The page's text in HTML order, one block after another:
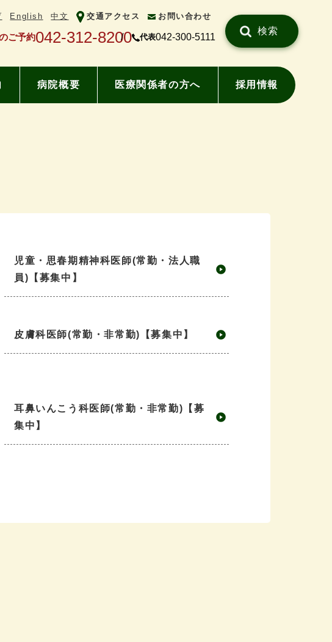
English 中文 交通アクセス お問い合わせ
ご予約042-312-8200 代表042-300-5111
検索
病院概要 医療関係者の方へ 採用情報
児童・思春期精神科医師(常勤・法人職
員)【募集中】
皮膚科医師(常勤・非常勤)【募集中】
耳鼻いんこう科医師(常勤・非常勤)【募
集中】